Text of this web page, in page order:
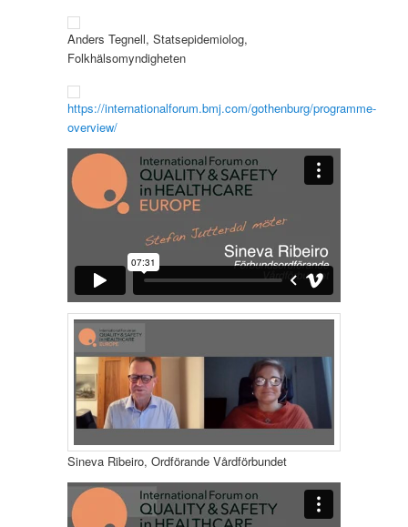
Anders Tegnell, Statsepidemiolog,
Folkhälsomyndigheten
https://internationalforum.bmj.com/gothenburg/programme-
overview/
Sineva Ribeiro, Ordförande Vårdförbundet